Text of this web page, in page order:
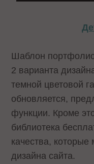
Шаблон
2 варианта
темной цветовой
обновляется,
функции. Кроме
библиотека
качества,
дизайна сайта.